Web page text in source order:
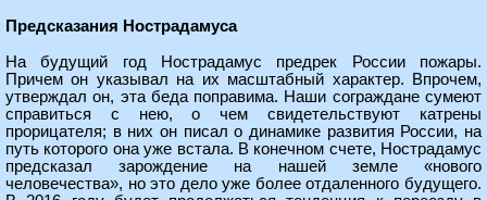
Предсказания Нострадамуса
На будущий год Нострадамус предрек России пожары.
Причем он указывал на их масштабный характер. Впрочем,
утверждал он, эта беда поправима. Наши сограждане сумеют
справиться с нею, о чем свидетельствуют катрены
прорицателя; в них он писал о динамике развития России, на
путь которого она уже встала. В конечном счете, Нострадамус
предсказал зарождение на нашей земле «нового
человечества», но это дело уже более отдаленного будущего.